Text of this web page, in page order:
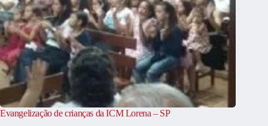
Evangelização de crianças da ICM Lorena – SP